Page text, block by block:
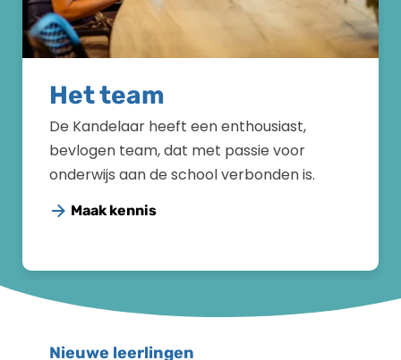
Het team
De Kandelaar heeft een enthousiast,
bevlogen team, dat met passie voor
onderwijs aan de school verbonden is.
Maak kennis
Nieuwe leerlingen